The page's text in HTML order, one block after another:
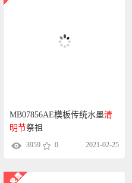
MB07856AE模板传统水墨清
明节祭祖
3959 0 2021-02-25